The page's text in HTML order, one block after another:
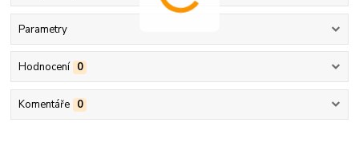
Parametry
Hodnocení 0
Komentáře 0